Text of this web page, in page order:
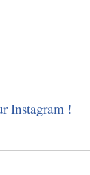
Instagram !